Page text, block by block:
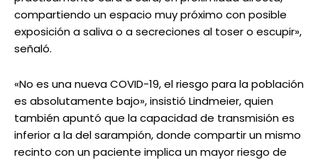
compartiendo un espacio muy próximo con posible
exposición a saliva o a secreciones al toser o escupir»,
señaló.
«No es una nueva COVID-19, el riesgo para la población
es absolutamente bajo», insistió Lindmeier, quien
también apuntó que la capacidad de transmisión es
inferior a la del sarampión, donde compartir un mismo
recinto con un paciente implica un mayor riesgo de